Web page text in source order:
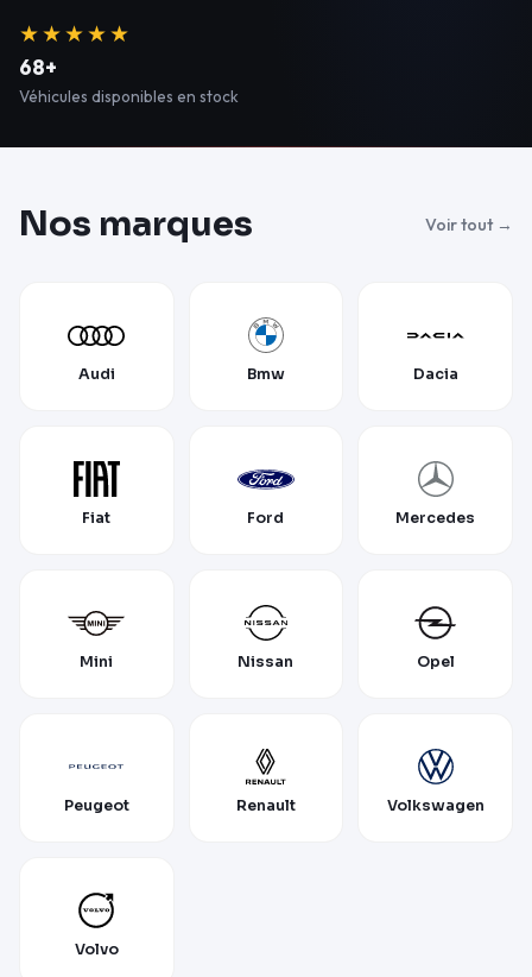
★★★★★
68+
Véhicules disponibles en stock
Nos marques Voir tout →
Audi Bmw Dacia
Fiat Ford Mercedes
Mini Nissan Opel
Peugeot Renault Volkswagen
Volvo